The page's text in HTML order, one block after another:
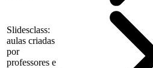
Slidesclass:
aulas criadas
por
professores e